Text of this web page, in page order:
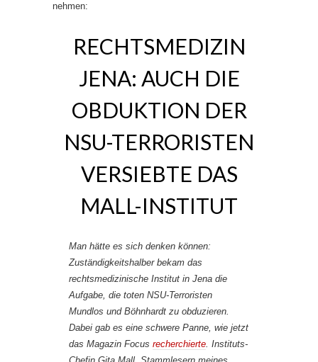
nehmen:
RECHTSMEDIZIN
JENA: AUCH DIE
OBDUKTION DER
NSU-TERRORISTEN
VERSIEBTE DAS
MALL-INSTITUT
Man hätte es sich denken können:
Zuständigkeitshalber bekam das
rechtsmedizinische Institut in Jena die
Aufgabe, die toten NSU-Terroristen
Mundlos und Böhnhardt zu obduzieren.
Dabei gab es eine schwere Panne, wie jetzt
das Magazin Focus recherchierte. Instituts-